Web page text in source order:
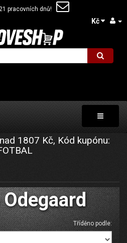
pracovních dnů!
Kč
1807 Kč, Kód kupónu:
Tříděno podle: